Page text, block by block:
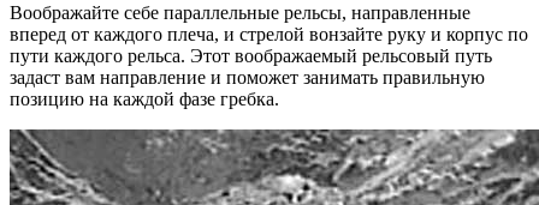
Воображайте себе параллельные рельсы, направленные
вперед от каждого плеча, и стрелой вонзайте руку и корпус по
пути каждого рельса. Этот воображаемый рельсовый путь
задаст вам направление и поможет занимать правильную
позицию на каждой фазе гребка.